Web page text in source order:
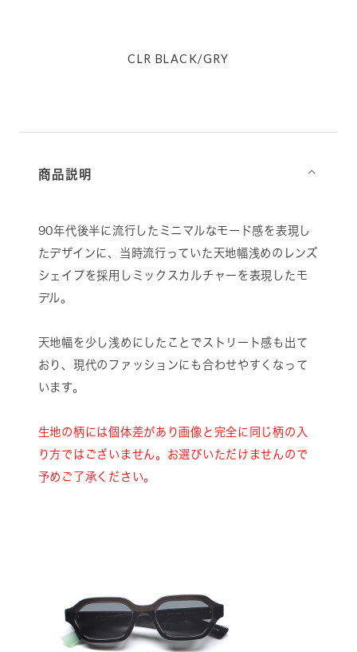
CLR BLACK/GRY
商品説明 ⌵
90年代後半に流行したミニマルなモード感を表現し
たデザインに、当時流行っていた天地幅浅めのレンズ
シェイプを採用しミックスカルチャーを表現したモ
デル。
天地幅を少し浅めにしたことでストリート感も出て
おり、現代のファッションにも合わせやすくなって
います。
生地の柄には個体差があり画像と完全に同じ柄の入
り方ではございません。お選びいただけませんので
予めご了承ください。